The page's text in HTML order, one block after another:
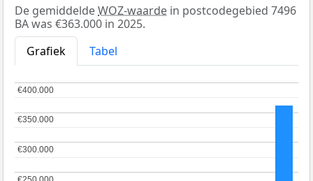
De gemiddeldeWOZ-waarde in postcodegebied 7496
BA was €363.000 in 2025.
Grafiek
Tabel
€300.000
€300.000
€350.000
€350.000
€400.000
€400.000